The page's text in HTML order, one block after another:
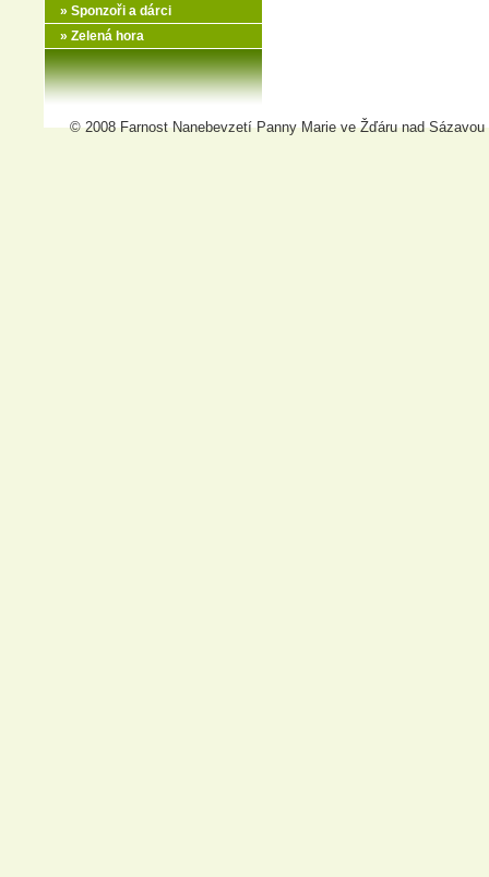
» Sponzoři a dárci
» Zelená hora
© 2008 Farnost Nanebevzetí Panny Marie ve Žďáru nad Sázavou